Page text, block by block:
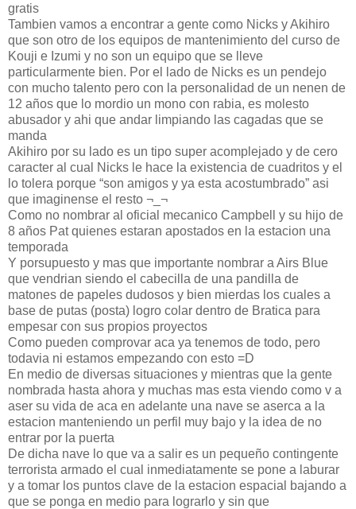
gratis
Tambien vamos a encontrar a gente como Nicks y Akihiro
que son otro de los equipos de mantenimiento del curso de
Kouji e Izumi y no son un equipo que se lleve
particularmente bien. Por el lado de Nicks es un pendejo
con mucho talento pero con la personalidad de un nenen de
12 años que lo mordio un mono con rabia, es molesto
abusador y ahi que andar limpiando las cagadas que se
manda
Akihiro por su lado es un tipo super acomplejado y de cero
caracter al cual Nicks le hace la existencia de cuadritos y el
lo tolera porque “son amigos y ya esta acostumbrado” asi
que imaginense el resto ¬_¬
Como no nombrar al oficial mecanico Campbell y su hijo de
8 años Pat quienes estaran apostados en la estacion una
temporada
Y porsupuesto y mas que importante nombrar a Airs Blue
que vendrian siendo el cabecilla de una pandilla de
matones de papeles dudosos y bien mierdas los cuales a
base de putas (posta) logro colar dentro de Bratica para
empesar con sus propios proyectos
Como pueden comprovar aca ya tenemos de todo, pero
todavia ni estamos empezando con esto =D
En medio de diversas situaciones y mientras que la gente
nombrada hasta ahora y muchas mas esta viendo como v a
aser su vida de aca en adelante una nave se aserca a la
estacion manteniendo un perfil muy bajo y la idea de no
entrar por la puerta
De dicha nave lo que va a salir es un pequeño contingente
terrorista armado el cual inmediatamente se pone a laburar
y a tomar los puntos clave de la estacion espacial bajando a
que se ponga en medio para lograrlo y sin que